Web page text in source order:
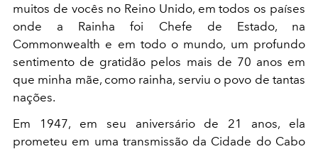
muitos de vocês no Reino Unido, em todos os países
onde a Rainha foi Chefe de Estado, na
Commonwealth e em todo o mundo, um profundo
sentimento de gratidão pelos mais de 70 anos em
que minha mãe, como rainha, serviu o povo de tantas
nações.
Em 1947, em seu aniversário de 21 anos, ela
prometeu em uma transmissão da Cidade do Cabo